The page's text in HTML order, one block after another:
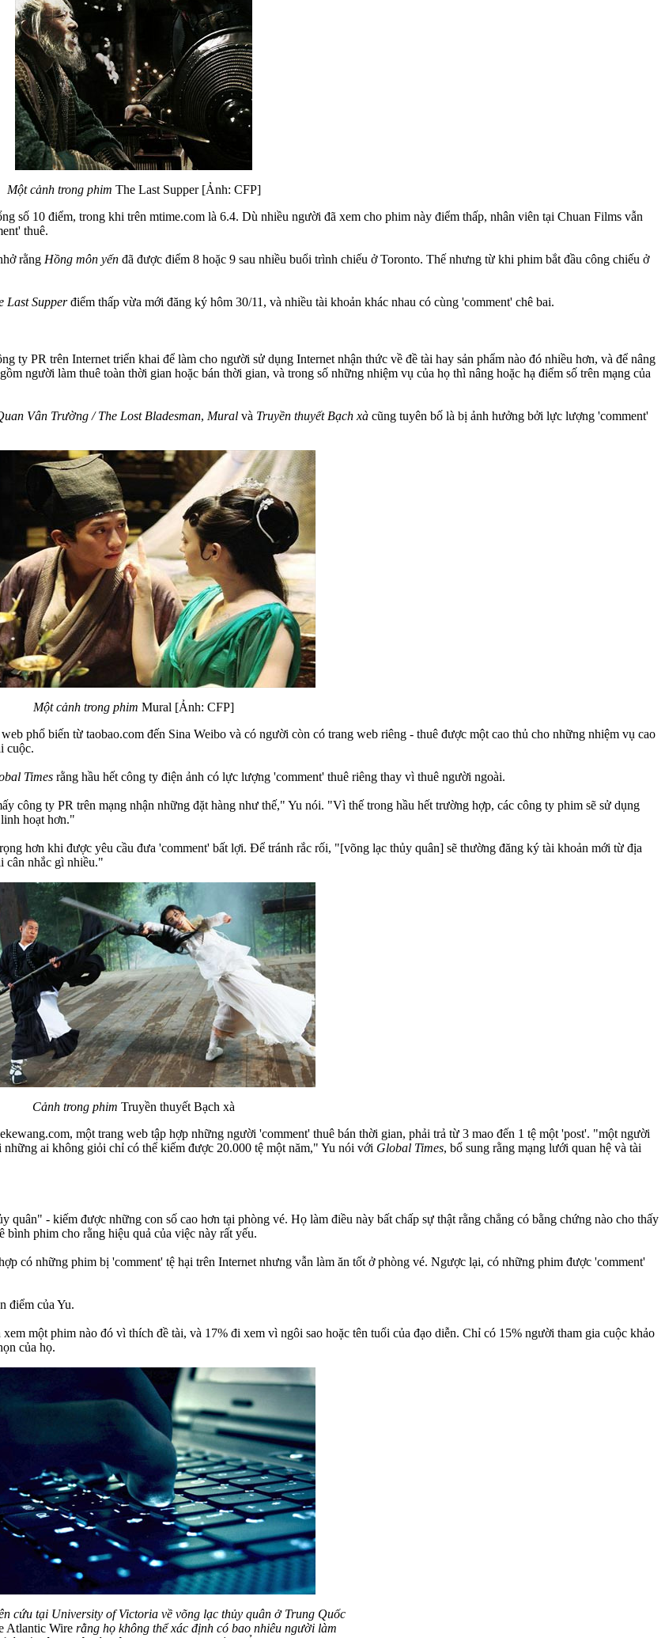
Một cảnh trong phim The Last Supper [Ảnh: CFP]
số 10 điểm, trong khi trên mtime.com là 6.4. Dù nhiều người đã xem cho phim này điểm thấp, nhân viên tại Chuan Films vẫn
thuê.
rằng Hồng môn yến đã được điểm 8 hoặc 9 sau nhiều buổi trình chiếu ở Toronto. Thế nhưng từ khi phim bắt đầu công chiếu ở
Last Supperđiểm thấp vừa mới đăng ký hôm 30/11, và nhiều tài khoản khác nhau có cùng 'comment' chê bai.
ty PR trên Internet triển khai để làm cho người sử dụng Internet nhận thức về đề tài hay sản phẩm nào đó nhiều hơn, và để nâng
người làm thuê toàn thời gian hoặc bán thời gian, và trong số những nhiệm vụ của họ thì nâng hoặc hạ điểm số trên mạng của
Vân Trường / The Lost Bladesman, Mural và Truyền thuyết Bạch xà cũng tuyên bố là bị ảnh hưởng bởi lực lượng 'comment'
Một cảnh trong phim Mural [Ảnh: CFP]
phổ biến từ taobao.com đến Sina Weibo và có người còn có trang web riêng - thuê được một cao thủ cho những nhiệm vụ cao
cuộc.
Times rằng hầu hết công ty điện ảnh có lực lượng 'comment' thuê riêng thay vì thuê người ngoài.
công ty PR trên mạng nhận những đặt hàng như thế," Yu nói. "Vì thế trong hầu hết trường hợp, các công ty phim sẽ sử dụng
hoạt hơn."
hơn khi được yêu cầu đưa 'comment' bất lợi. Để tránh rắc rối, "[võng lạc thủy quân] sẽ thường đăng ký tài khoản mới từ địa
cân nhắc gì nhiều."
Cảnh trong phim Truyền thuyết Bạch xà
một trang web tập hợp những người 'comment' thuê bán thời gian, phải trả từ 3 mao đến 1 tệ một 'post'. "một người
ai không giỏi chỉ có thể kiếm được 20.000 tệ một năm," Yu nói với Global Times, bổ sung rằng mạng lưới quan hệ và tài
- kiếm được những con số cao hơn tại phòng vé. Họ làm điều này bất chấp sự thật rằng chẳng có bằng chứng nào cho thấy
bình phim cho rằng hiệu quả của việc này rất yếu.
có những phim bị 'comment' tệ hại trên Internet nhưng vẫn làm ăn tốt ở phòng vé. Ngược lại, có những phim được 'comment'
điểm của Yu.
một phim nào đó vì thích đề tài, và 17% đi xem vì ngôi sao hoặc tên tuổi của đạo diễn. Chỉ có 15% người tham gia cuộc khảo
của họ.
cứu tại University of Victoria về võng lạc thủy quân ở Trung Quốc
Atlantic Wire rằng họ không thể xác định có bao nhiêu người làm